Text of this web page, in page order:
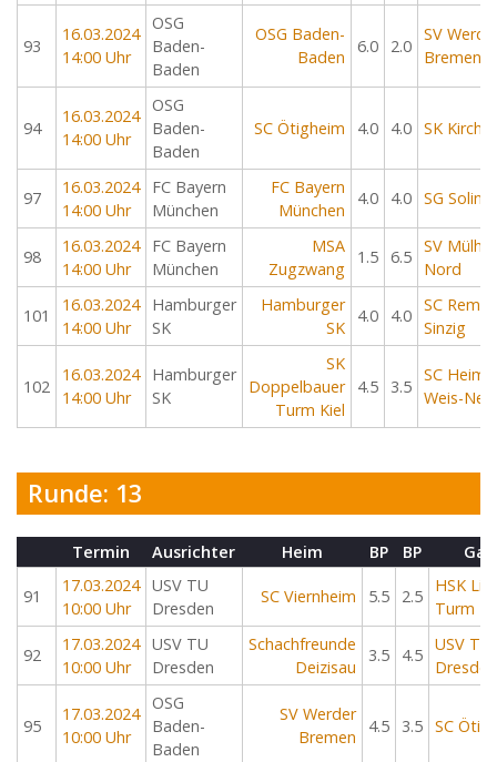
93
16.03.2024
14:00 Uhr
OSG
Baden-
Baden
OSG Baden-
Baden
6.0 2.0
SV
Bremen
94
16.03.2024
14:00 Uhr
OSG
Baden-
Baden
SC Ötigheim 4.0 4.0 SK
97
16.03.2024
14:00 Uhr
FC Bayern
München
FC Bayern
München
4.0 4.0 SG
98
16.03.2024
14:00 Uhr
FC Bayern
München
MSA
Zugzwang
1.5 6.5
SV
Nord
101
16.03.2024
14:00 Uhr
Hamburger
SK
Hamburger
SK
4.0 4.0
SC
Sinzig
102
16.03.2024
14:00 Uhr
Hamburger
SK
SK
Doppelbauer
Turm Kiel
4.5 3.5
SC
Weis-
Runde: 13
Termin Ausrichter Heim BP BP
91
17.03.2024
10:00 Uhr
USV TU
Dresden
SC Viernheim 5.5 2.5
HSK
Turm
92
17.03.2024
10:00 Uhr
USV TU
Dresden
Schachfreunde
Deizisau
3.5 4.5
USV TU
Dresden
95
17.03.2024
10:00 Uhr
OSG
Baden-
Baden
SV Werder
Bremen
4.5 3.5 SC